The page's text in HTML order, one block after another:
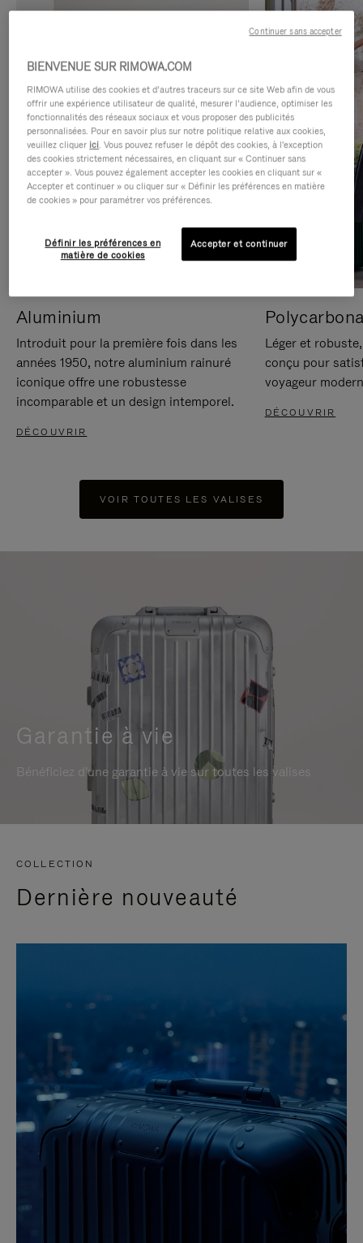
Aluminium
Introduit pour la première fois dans les
années 1950, notre aluminium rainuré
iconique offre une robustesse
incomparable et un design intemporel.
DÉCOUVRIR
Léger et
conçu pour
voyageur
DÉCOUVRIR
VOIR TOUTES LES VALISES
Garantie à vie
Bénéficiez d'une garantie à vie sur toutes les valises
COLLECTION
Dernière nouveauté
BIENVENUE SUR RIMOWA.COM
RIMOWA utilise des cookies et d’autres traceurs sur ce site Web afin de vous
offrir une expérience utilisateur de qualité, mesurer l’audience, optimiser les
fonctionnalités des réseaux sociaux et vous proposer des publicités
personnalisées. Pour en savoir plus sur notre politique relative aux cookies,
veuillez cliquer ici. Vous pouvez refuser le dépôt des cookies, à l'exception
des cookies strictement nécessaires, en cliquant sur « Continuer sans
accepter ». Vous pouvez également accepter les cookies en cliquant sur «
Accepter et continuer » ou cliquer sur « Définir les préférences en matière
de cookies » pour paramétrer vos préférences.
Définir les préférences en
matière de cookies
Accepter et continuer
Continuer sans accepter